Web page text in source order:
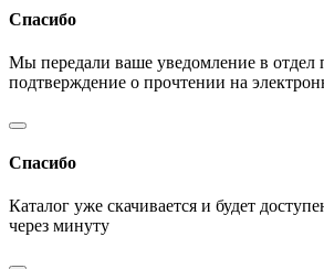
Спасибо
Мы передали ваше уведомление в
подтверждение о прочтении на
Спасибо
Каталог уже скачивается и будет
через минуту